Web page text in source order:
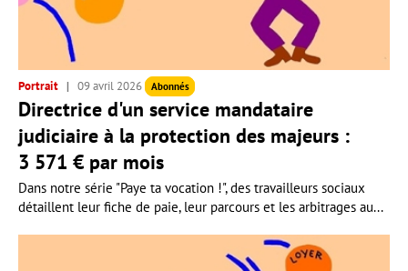
Portrait 09 avril 2026 Abonnés
Directrice d'un service mandataire
judiciaire à la protection des majeurs :
3 571 € par mois
Dans notre série "Paye ta vocation !", des travailleurs sociaux
détaillent leur fiche de paie, leur parcours et les arbitrages au...